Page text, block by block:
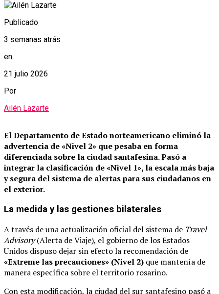
Publicado
3 semanas atrás
en
21 julio 2026
Por
Ailén Lazarte
El Departamento de Estado norteamericano eliminó la
advertencia de «Nivel 2» que pesaba en forma
diferenciada sobre la ciudad santafesina.Pasó a
integrar la clasificación de «Nivel 1», la escala más baja
y segura del sistema de alertas para sus ciudadanos en
el exterior.
La medida y las gestiones bilaterales
A través de una actualización oficial del sistema de Travel
Advisory(Alerta de Viaje), el gobierno de los Estados
Unidos dispuso dejar sin efecto la recomendación de
«Extreme las precauciones» (Nivel 2) que mantenía de
manera específica sobre el territorio rosarino.
Con esta modificación, la ciudad del sur santafesino pasó a